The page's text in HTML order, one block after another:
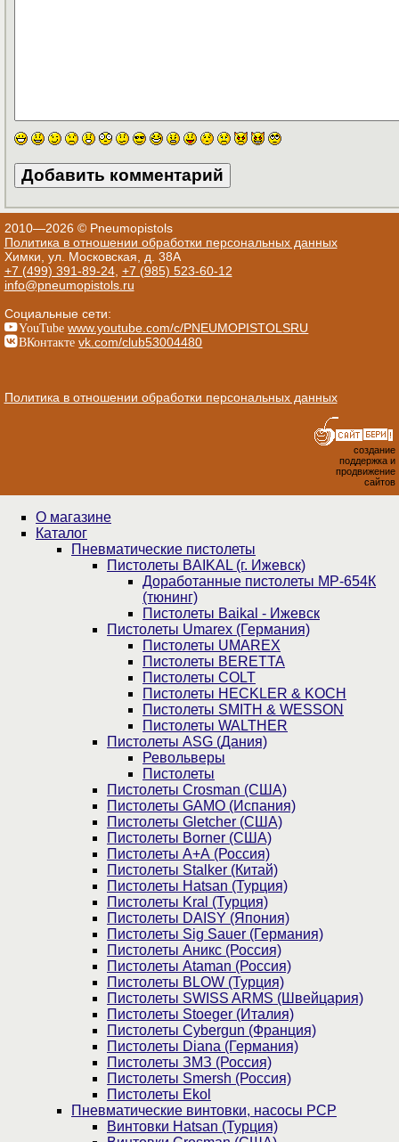
2010—2026 © Pneumopistols
Политика в отношении обработки персональных данных
Химки, ул. Московская, д. 38А
+7 (499) 391-89-24, +7 (985) 523-60-12
info@pneumopistols.ru
Социальные сети:
YouTube www.youtube.com/c/PNEUMOPISTOLSRU
ВКонтакте vk.com/club53004480
Политика в отношении обработки персональных данных
создание
поддержка и
продвижение
сайтов
О магазине
Каталог
Пнев­ма­ти­чес­кие пистолеты
Пистолеты BAIKAL (г. Ижевск)
Доработанные пистолеты МР-654К
(тюнинг)
Пистолеты Baikal - Ижевск
Пистолеты Umarex (Германия)
Пистолеты UMAREX
Пистолеты BERETTA
Пистолеты COLT
Пистолеты HECKLER & KOCH
Пистолеты SMITH & WESSON
Пистолеты WALTHER
Пистолеты ASG (Дания)
Револьверы
Пистолеты
Пистолеты Crosman (США)
Пистолеты GAMO (Испания)
Пистолеты Gletcher (США)
Пистолеты Borner (США)
Пистолеты А+А (Россия)
Пистолеты Stalker (Китай)
Пистолеты Hatsan (Турция)
Пистолеты Kral (Турция)
Пистолеты DAISY (Япония)
Пистолеты Sig Sauer (Германия)
Пистолеты Аникс (Россия)
Пистолеты Ataman (Россия)
Пистолеты BLOW (Турция)
Пистолеты SWISS ARMS (Швейцария)
Пистолеты Stoeger (Италия)
Пистолеты Cybergun (Франция)
Пистолеты Diana (Германия)
Пистолеты ЗМЗ (Россия)
Пистолеты Smersh (Россия)
Пистолеты Ekol
Пневматические винтовки, насосы PCP
Винтовки Hatsan (Турция)